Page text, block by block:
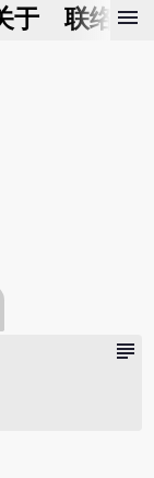
于 联络我
menu
subject